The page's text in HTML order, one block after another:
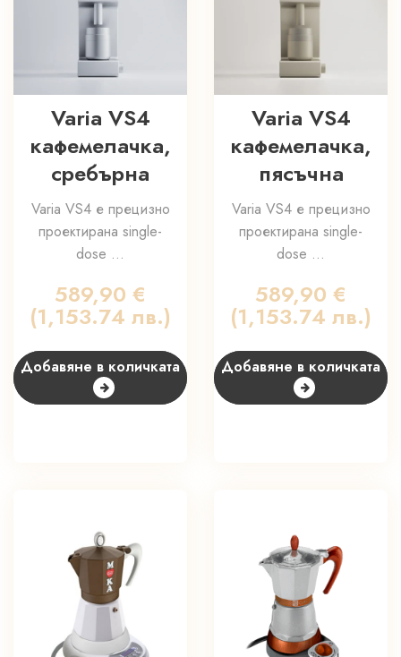
Varia VS4
кафемелачка,
сребърна
Varia VS4 е прецизно
проектирана single-
dose ...
589,90 €
(1,153.74 лв.)
Добавяне в количката
Varia VS4
кафемелачка,
пясъчна
Varia VS4 е прецизно
проектирана single-
dose ...
589,90 €
(1,153.74 лв.)
Добавяне в количката